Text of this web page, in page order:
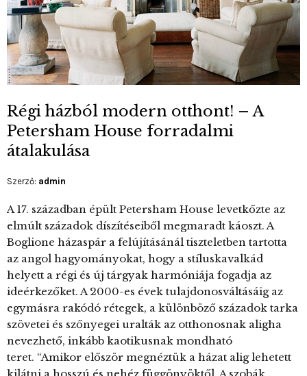
Régi házból modern otthont! – A
Petersham House forradalmi
átalakulása
Szerző: admin
A 17. században épült Petersham House levetkőzte az
elmúlt századok díszítéseiből megmaradt káoszt. A
Boglione házaspár a felújításánál tiszteletben tartotta
az angol hagyományokat, hogy a stíluskavalkád
helyett a régi és új tárgyak harmóniája fogadja az
ideérkezőket. A 2000-es évek tulajdonosváltásáig az
egymásra rakódó rétegek, a különböző századok tarka
szövetei és szőnyegei uralták az otthonosnak aligha
nevezhető, inkább kaotikusnak mondható
teret. “Amikor először megnéztük a házat alig lehetett